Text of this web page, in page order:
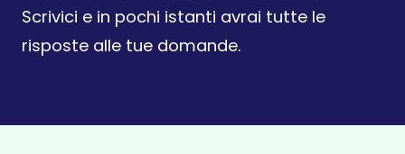
Scrivici e in pochi istanti avrai tutte le
risposte alle tue domande.